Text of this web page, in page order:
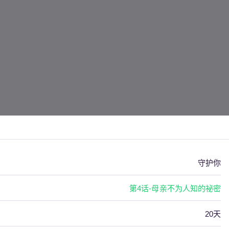
守护你
第4话-母亲不为人知的祕密
20天